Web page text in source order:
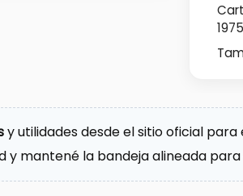
y utilidades desde el sitio oficial
y mantené la bandeja alineada